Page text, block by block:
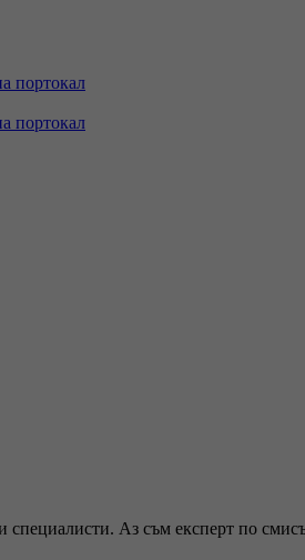
портокал
портокал
специалисти. Аз съм експерт по